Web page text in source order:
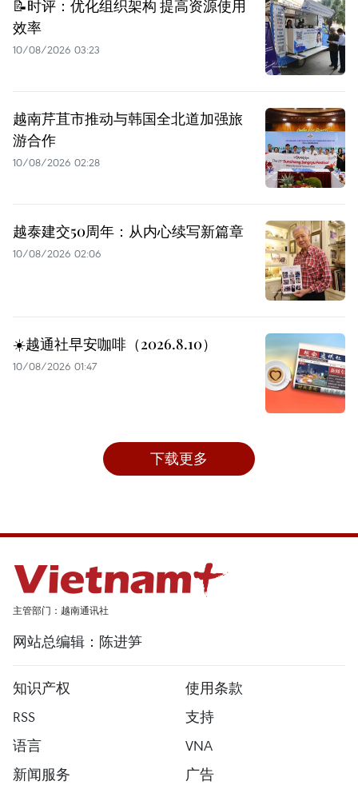
📝时评：优化组织架构 提高资源使用
效率
10/08/2026 03:23
越南芹苴市推动与韩国全北道加强旅
游合作
10/08/2026 02:28
越泰建交50周年：从内心续写新篇章
10/08/2026 02:06
☀️越通社早安咖啡（2026.8.10）
10/08/2026 01:47
下载更多
主管部门：越南通讯社
网站总编辑：陈进笋
知识产权
使用条款
RSS
支持
语言
VNA
新闻服务
广告